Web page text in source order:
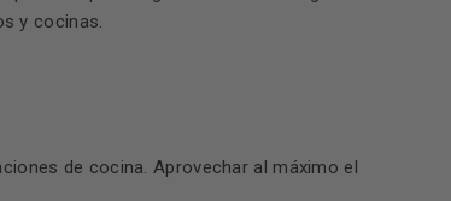
y cocinas.
de cocina. Aprovechar al máximo el